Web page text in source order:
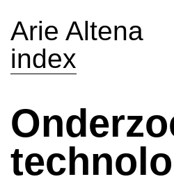
Arie Altena
index